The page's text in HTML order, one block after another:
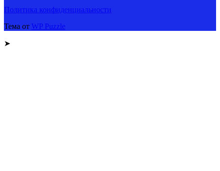
Политика конфиденциальности
Тема от WP Puzzle
➤